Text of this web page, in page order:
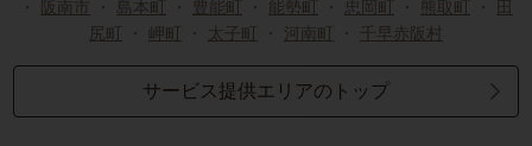
・
阪南市 ・ 島本町 ・ 豊能町 ・ 能勢町 ・ 忠岡町 ・ 熊取町 ・
田
尻町 ・ 岬町 ・ 太子町 ・ 河南町 ・ 千早赤阪村
サービス提供エリアのトップ